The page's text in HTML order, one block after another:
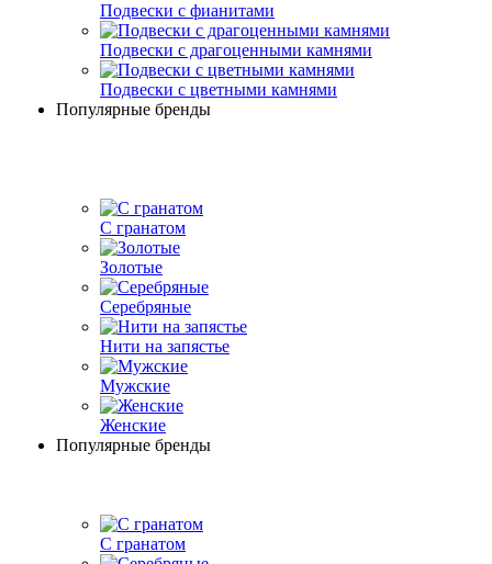
Подвески с фианитами
Подвески с драгоценными камнями
Подвески с цветными камнями
Популярные бренды
С гранатом
Золотые
Серебряные
Нити на запястье
Мужские
Женские
Популярные бренды
С гранатом